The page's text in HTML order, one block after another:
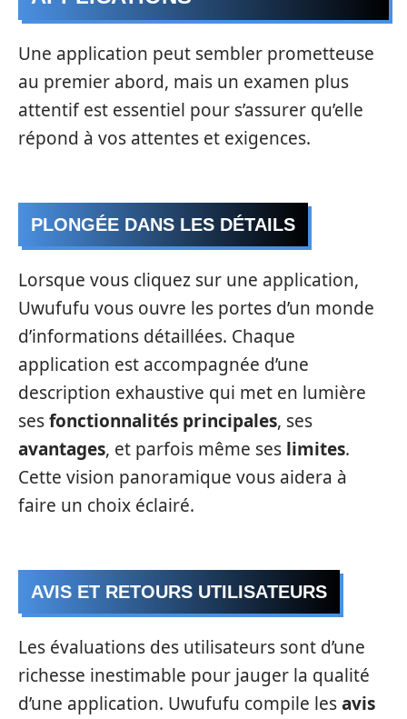
Une application peut sembler prometteuse
au premier abord, mais un examen plus
attentif est essentiel pour s’assurer qu’elle
répond à vos attentes et exigences.
PLONGÉE DANS LES DÉTAILS
Lorsque vous cliquez sur une application,
Uwufufu vous ouvre les portes d’un monde
d’informations détaillées. Chaque
application est accompagnée d’une
description exhaustive qui met en lumière
sesfonctionnalités principales, ses
avantages, et parfois même ses limites.
Cette vision panoramique vous aidera à
faire un choix éclairé.
AVIS ET RETOURS UTILISATEURS
Les évaluations des utilisateurs sont d’une
richesse inestimable pour jauger la qualité
d’une application. Uwufufu compile lesavis